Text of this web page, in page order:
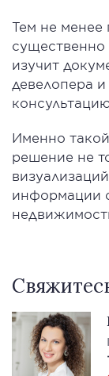
Тем не менее
существенно
изучит
девелопера
Именно
решение не
информации